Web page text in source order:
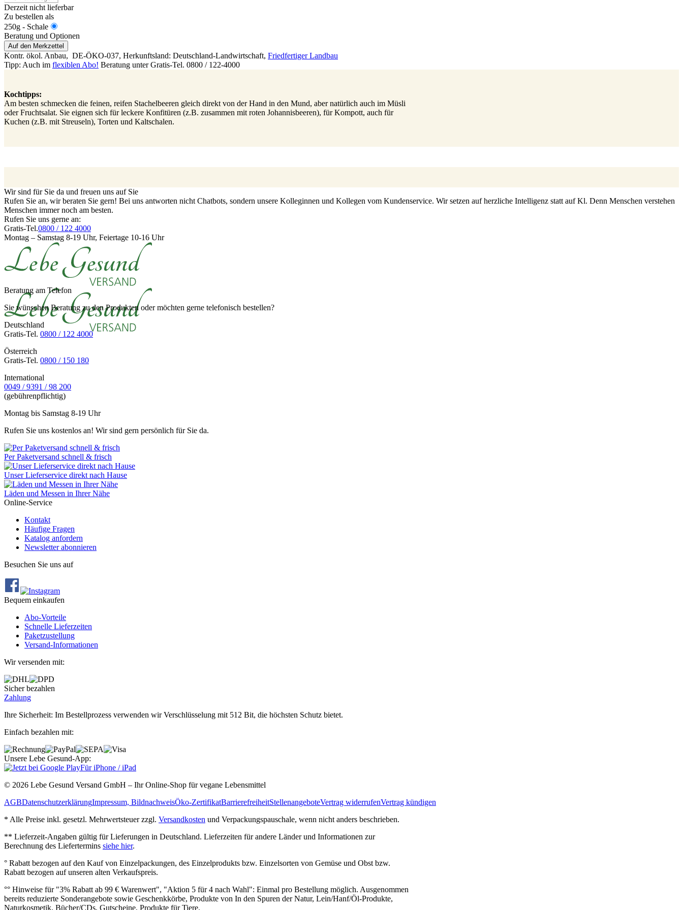
Derzeit nicht lieferbar
Zu bestellen als
250g - Schale
Beratung und Optionen
Auf den Merkzettel
Kontr. ökol. Anbau, DE-ÖKO-037, Herkunftsland: Deutschland-Landwirtschaft, Friedfertiger Landbau
Tipp: Auch im flexiblen Abo! Beratung unter Gratis-Tel. 0800 / 122-4000
Kochtipps:
Am besten schmecken die feinen, reifen Stachelbeeren gleich direkt von der Hand in den Mund, aber natürlich auch im Müsli
oder Fruchtsalat. Sie eignen sich für leckere Konfitüren (z.B. zusammen mit roten Johannisbeeren), für Kompott, auch für
Kuchen (z.B. mit Streuseln), Torten und Kaltschalen.
Wir sind für Sie da und freuen uns auf Sie
Rufen Sie an, wir beraten Sie gern! Bei uns antworten nicht Chatbots, sondern unsere Kolleginnen und Kollegen vom Kundenservice. Wir setzen auf herzliche Intelligenz statt auf Kl. Denn Menschen verstehen
Menschen immer noch am besten.
Rufen Sie uns gerne an:
Gratis-Tel.0800 / 122 4000
Montag – Samstag 8-19 Uhr, Feiertage 10-16 Uhr
Beratung am Telefon
Sie wünschen Beratung zu den Produkten oder möchten gerne telefonisch bestellen?
Deutschland
Gratis-Tel. 0800 / 122 4000
Österreich
Gratis-Tel. 0800 / 150 180
International
0049 / 9391 / 98 200
(gebührenpflichtig)
Montag bis Samstag 8-19 Uhr
Rufen Sie uns kostenlos an! Wir sind gern persönlich für Sie da.
Per Paketversand schnell & frisch
Unser Lieferservice direkt nach Hause
Läden und Messen in Ihrer Nähe
Online-Service
Kontakt
Häufige Fragen
Katalog anfordern
Newsletter abonnieren
Besuchen Sie uns auf
Bequem einkaufen
Abo‐Vorteile
Schnelle Lieferzeiten
Paketzustellung
Versand‐Informationen
Wir versenden mit:
Sicher bezahlen
Zahlung
Ihre Sicherheit: Im Bestellprozess verwenden wir Verschlüsselung mit 512 Bit, die höchsten Schutz bietet.
Einfach bezahlen mit:
Unsere Lebe Gesund-App:
Für iPhone / iPad
© 2026 Lebe Gesund Versand GmbH – Ihr Online‐Shop für vegane Lebensmittel
AGBDatenschutzerklärungImpressum, BildnachweisÖko‐ZertifikatBarrierefreiheitStellenangeboteVertrag widerrufenVertrag kündigen
* Alle Preise inkl. gesetzl. Mehrwertsteuer zzgl. Versandkosten und Verpackungspauschale, wenn nicht anders beschrieben.
** Lieferzeit‐Angaben gültig für Lieferungen in Deutschland. Lieferzeiten für andere Länder und Informationen zur
Berechnung des Liefertermins siehe hier.
° Rabatt bezogen auf den Kauf von Einzelpackungen, des Einzelprodukts bzw. Einzelsorten von Gemüse und Obst bzw.
Rabatt bezogen auf unseren alten Verkaufspreis.
°° Hinweise für "3% Rabatt ab 99 € Warenwert", "Aktion 5 für 4 nach Wahl": Einmal pro Bestellung möglich. Ausgenommen
bereits reduzierte Sonderangebote sowie Geschenkkörbe, Produkte von In den Spuren der Natur, Lein/Hanf/Öl-Produkte,
Naturkosmetik, Bücher/CDs, Gutscheine, Produkte für Tiere.